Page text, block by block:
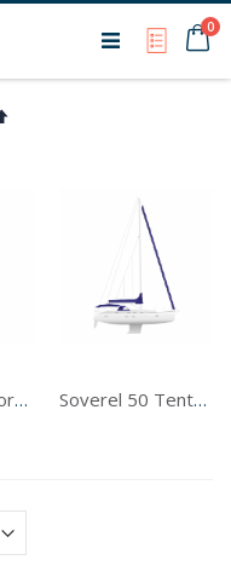
My0
Van
Soverel 50 Voorzeil Soverel 50 Tentwerk